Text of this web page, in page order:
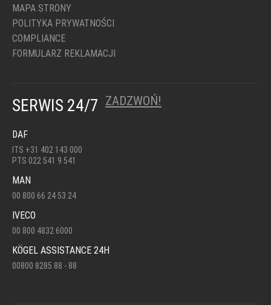
MAPA STRONY
POLITYKA PRYWATNOŚCI
COMPLIANCE
FORMULARZ REKLAMACJI
SERWIS 24/7 ZADZWOŃ!
DAF
ITS +31 402 143 000
PTS 022 541 9 541
MAN
00 800 66 24 53 24
IVECO
00 800 4832 6000
KÖGEL ASSISTANCE 24H
00800 8285 88 - 88